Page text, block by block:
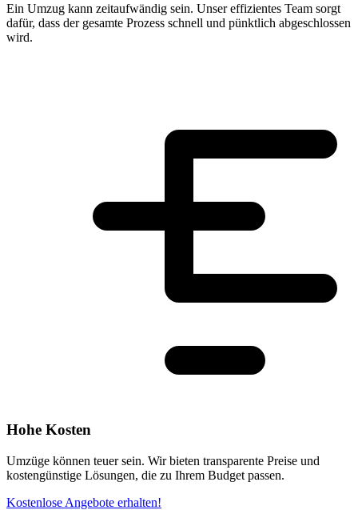
Ein Umzug kann zeitaufwändig sein. Unser effizientes Team sorgt
dafür, dass der gesamte Prozess schnell und pünktlich abgeschlossen
wird.
Hohe Kosten
Umzüge können teuer sein. Wir bieten transparente Preise und
kostengünstige Lösungen, die zu Ihrem Budget passen.
Kostenlose Angebote erhalten!